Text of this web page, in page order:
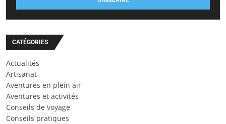
CATÉGORIES
Actualités
Artisanat
Aventures en plein air
Aventures et activités
Conseils de voyage
Conseils pratiques